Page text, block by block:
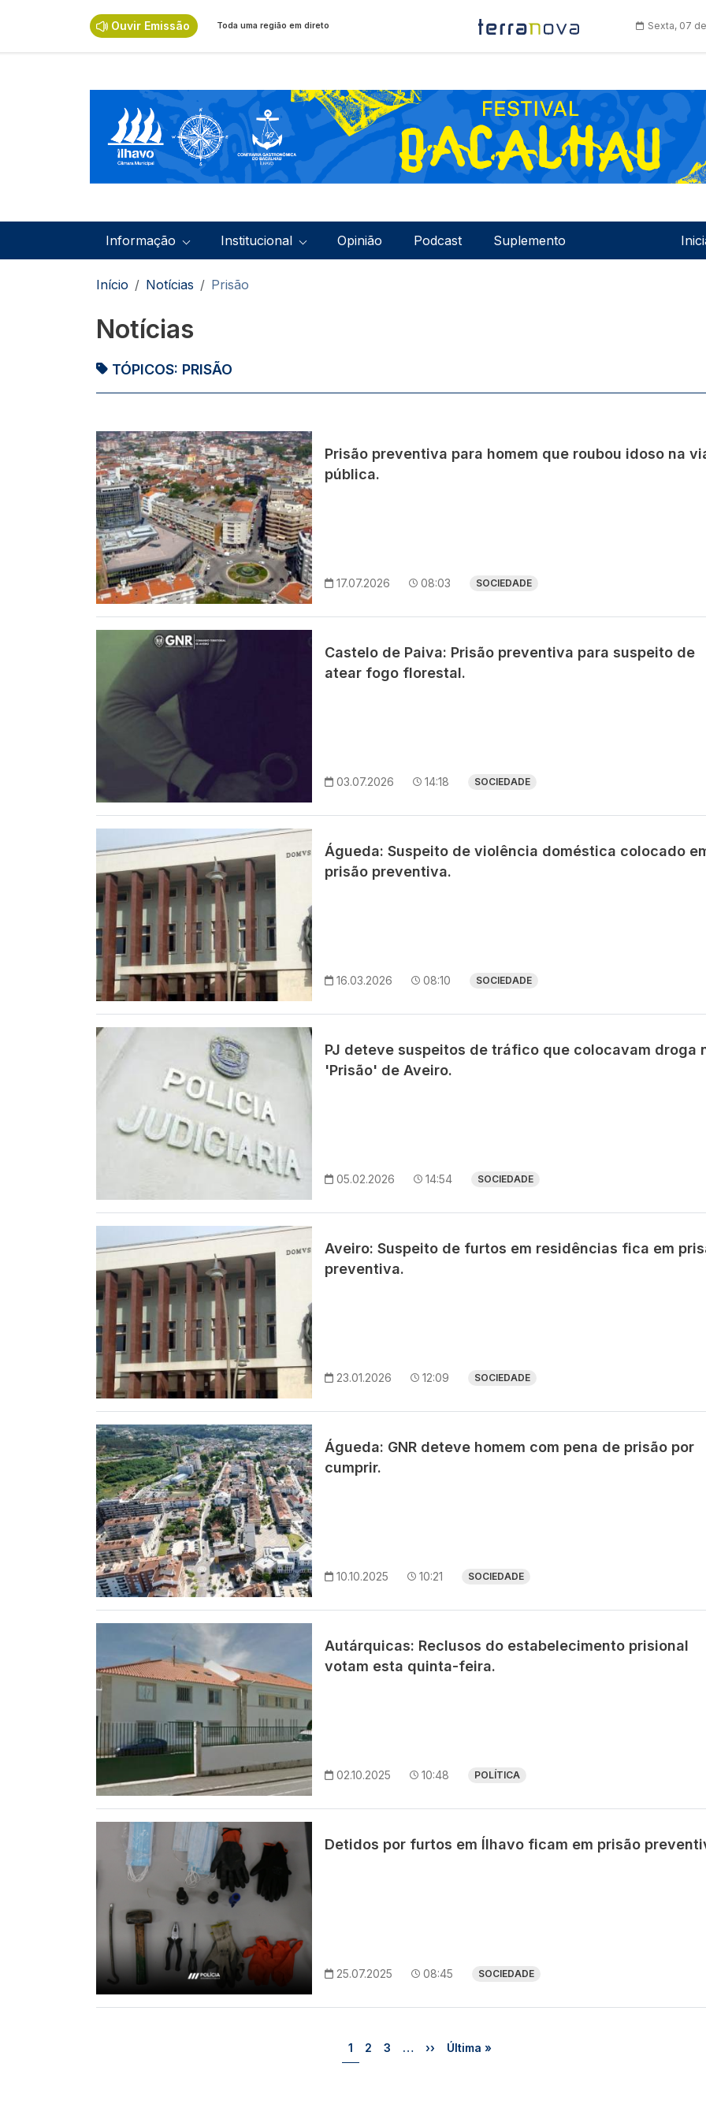
Ouvir Emissão Toda uma região em direto Sexta, 07
Navegação principal
Informação Institucional Opinião Podcast Suplemento
Navegação estrutural
Início Notícias Prisão
Notícias
TÓPICOS: PRISÃO
Imagem
Prisão preventiva para homem que roubou idoso na
pública.
17.07.2026 08:03 SOCIEDADE
Imagem
Castelo de Paiva: Prisão preventiva para suspeito de
atear fogo florestal.
03.07.2026 14:18 SOCIEDADE
Águeda: Suspeito de violência doméstica colocado
prisão preventiva.
16.03.2026 08:10 SOCIEDADE
Imagem
PJ deteve suspeitos de tráfico que colocavam droga
'Prisão' de Aveiro.
05.02.2026 14:54 SOCIEDADE
Aveiro: Suspeito de furtos em residências fica em
preventiva.
23.01.2026 12:09 SOCIEDADE
Imagem
Águeda: GNR deteve homem com pena de prisão por
cumprir.
10.10.2025 10:21 SOCIEDADE
Autárquicas: Reclusos do estabelecimento prisional
votam esta quinta-feira.
02.10.2025 10:48 POLÍTICA
Imagem
Detidos por furtos em Ílhavo ficam em prisão
25.07.2025 08:45 SOCIEDADE
Página
1 Página
2 Página
3 … Próxima página
›› Última página
Última »